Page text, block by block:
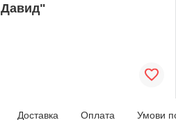
Доставка Оплата Умови